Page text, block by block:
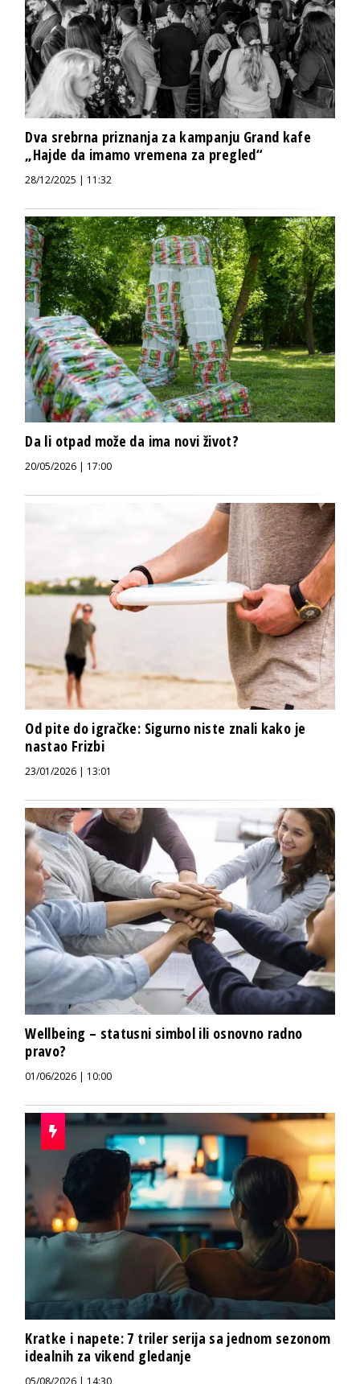
Dva srebrna priznanja za kampanju Grand kafe
„Hajde da imamo vremena za pregled“
28/12/2025 | 11:32
Da li otpad može da ima novi život?
20/05/2026 | 17:00
Od pite do igračke: Sigurno niste znali kako je
nastao Frizbi
23/01/2026 | 13:01
Wellbeing – statusni simbol ili osnovno radno
pravo?
01/06/2026 | 10:00
Kratke i napete: 7 triler serija sa jednom sezonom
idealnih za vikend gledanje
05/08/2026 | 14:30